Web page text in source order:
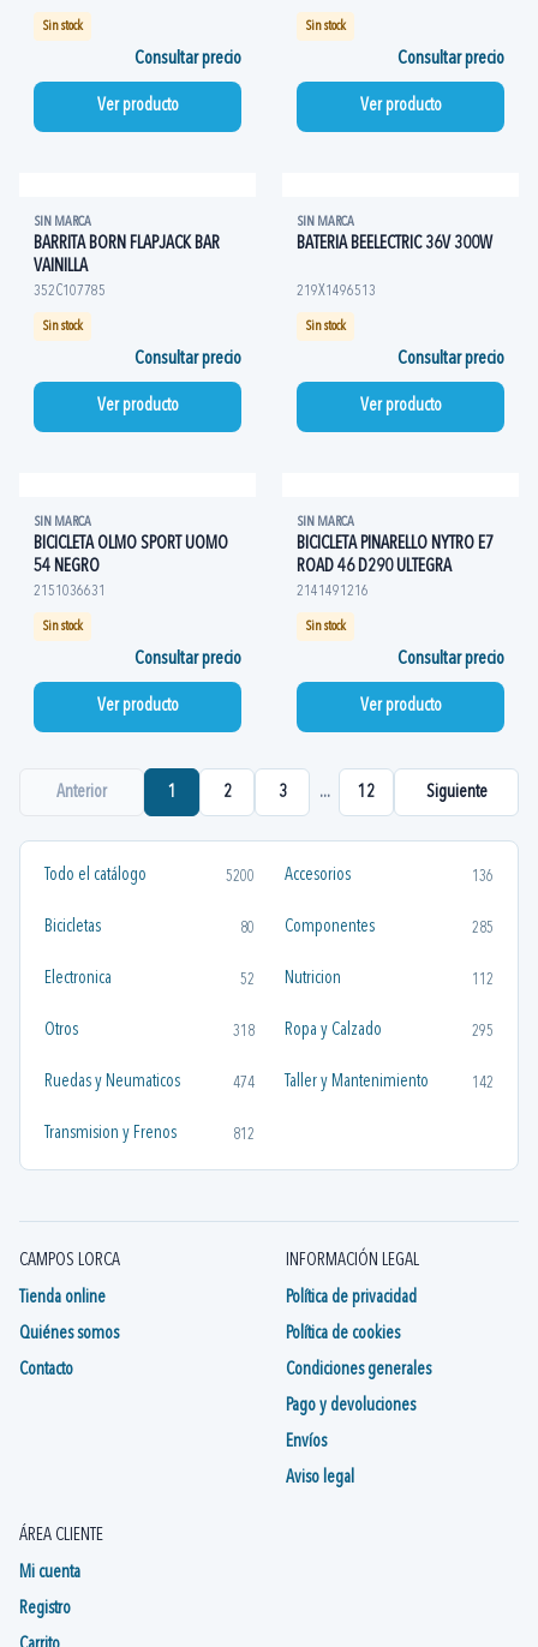
Todo el catálogo 5200 Accesorios 136
Bicicletas 80 Componentes 285
Electronica 52 Nutricion 112
Otros 318 Ropa y Calzado 295
Ruedas y Neumaticos 474 Taller y Mantenimiento 142
Transmision y Frenos 812
Sin stock
Consultar precio
Ver producto
Sin stock
Consultar precio
Ver producto
SIN MARCA
BARRITA BORN FLAPJACK BAR
VAINILLA
352C107785
Sin stock
Consultar precio
Ver producto
SIN MARCA
BATERIA BEELECTRIC 36V 300W
219X1496513
Sin stock
Consultar precio
Ver producto
SIN MARCA
BICICLETA OLMO SPORT UOMO
54 NEGRO
2151036631
Sin stock
Consultar precio
Ver producto
SIN MARCA
BICICLETA PINARELLO NYTRO E7
ROAD 46 D290 ULTEGRA
2141491216
Sin stock
Consultar precio
Ver producto
Anterior 1 2 3 ... 12 Siguiente
CAMPOS LORCA
Tienda online
Quiénes somos
Contacto
INFORMACIÓN LEGAL
Política de privacidad
Política de cookies
Condiciones generales
Pago y devoluciones
Envíos
Aviso legal
ÁREA CLIENTE
Mi cuenta
Registro